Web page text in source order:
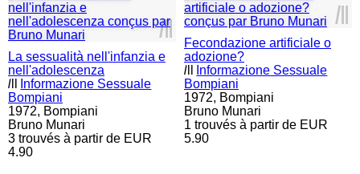
lll
La sessualità nell'infanzia e
nell'adolescenza
l
Informazione Sessuale
Bompiani
1972, Bompiani
Bruno Munari
3 trouvés à partir de EUR
4.90
lll
Fecondazione artificiale o
adozione?
l
Informazione Sessuale
Bompiani
1972, Bompiani
Bruno Munari
1 trouvés à partir de EUR
5.90